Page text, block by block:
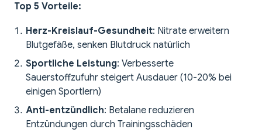
Top 5 Vorteile:
Herz-Kreislauf-Gesundheit: Nitrate erweitern
Blutgefäße, senken Blutdruck natürlich
Sportliche Leistung: Verbesserte
Sauerstoffzufuhr steigert Ausdauer (10-20% bei
einigen Sportlern)
Anti-entzündlich: Betalane reduzieren
Entzündungen durch Trainingsschäden